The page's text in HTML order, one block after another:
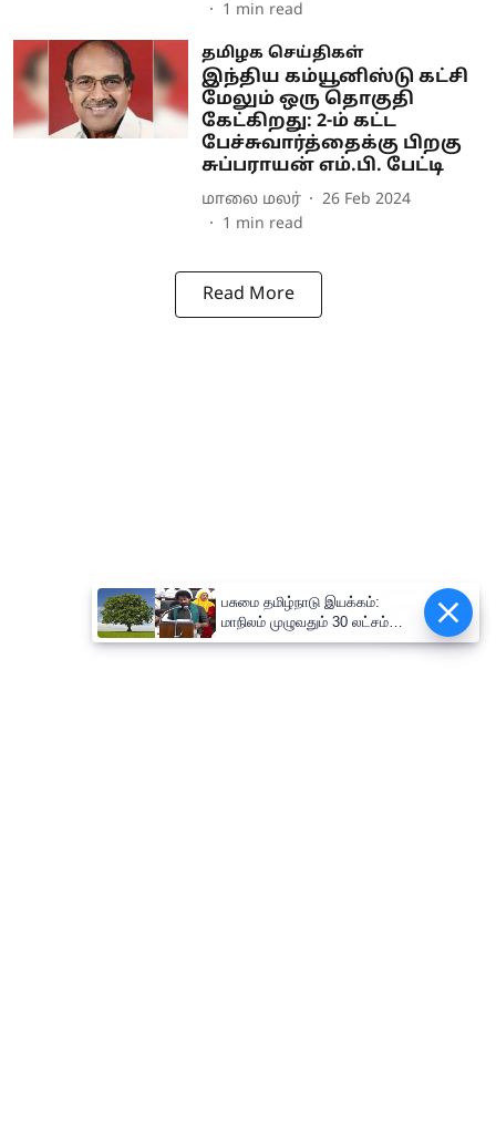
1 min read
தமிழக செய்திகள்
இந்திய கம்யூனிஸ்டு கட்சி
மேலும் ஒரு தொகுதி
கேட்கிறது: 2-ம் கட்ட
பேச்சுவார்த்தைக்கு பிறகு
சுப்பராயன் எம்.பி. பேட்டி
மாலை மலர்
26 Feb 2024
1 min read
Read More
Epaper
பசுமை தமிழ்நாடு இயக்கம்:
மாநிலம் முழுவதும் 30 லட்சம்
மரக்கன்றுகள் நடும் பிரம்மாண்ட